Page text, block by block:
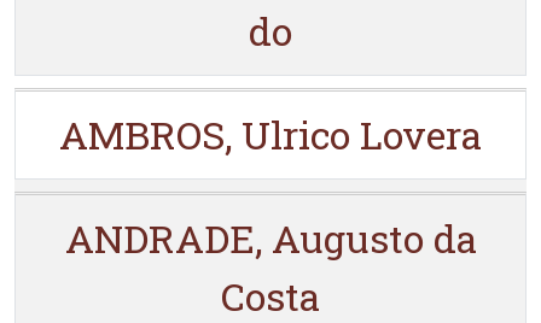
do
AMBROS, Ulrico Lovera
ANDRADE, Augusto da
Costa